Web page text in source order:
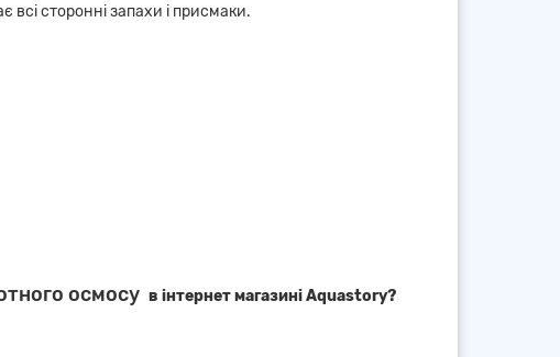
сторонні запахи і присмаки.
осмосу в інтернет магазині Aquastory?